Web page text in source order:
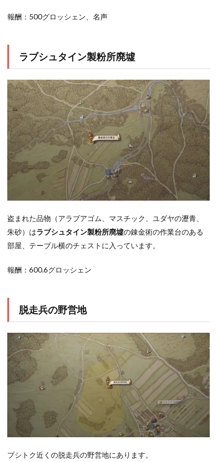
報酬：500グロッシェン、名声
ラブシュタイン製粉所廃墟
盗まれた品物（アラブアゴム、マスチック、ユダヤの瀝青、
朱砂）はラブシュタイン製粉所廃墟の錬金術の作業台のある
部屋、テーブル横のチェストに入っています。
報酬：600.6グロッシェン
脱走兵の野営地
プシトク近くの脱走兵の野営地にあります。